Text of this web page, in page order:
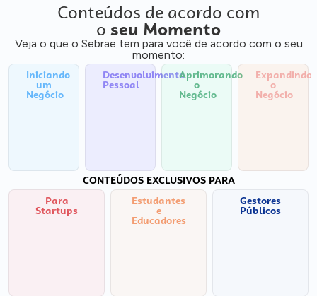
Conteúdos de acordo com
o seu Momento
Veja o que o Sebrae tem para você de acordo com o seu
momento:
Iniciando
um
Negócio
Desenvolvimento
Pessoal
Aprimorando
o
Negócio
Expandindo
o
Negócio
CONTEÚDOS EXCLUSIVOS PARA
Para
Startups
Estudantes
e
Educadores
Gestores
Públicos